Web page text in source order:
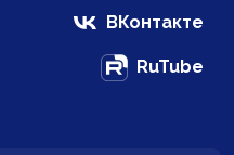
ВКонтакте
RuTube